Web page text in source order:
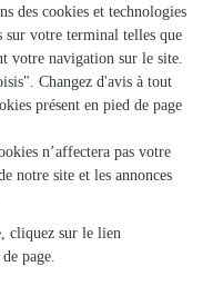
contractuel mais,
un artisan fleuriste sur
qui est, par sa
différer légèrement à
prix mentionné, sauf
en ambiance -
non inclus dans le
paire de lunettes,
au descriptif
24 cm, Norme CE-
L12 x P12 x H16